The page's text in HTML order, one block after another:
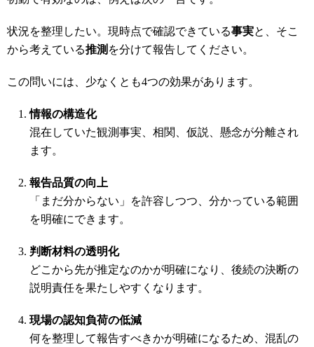
状況を整理したい。現時点で確認できている事実と、そこ
から考えている推測 を分けて報告してください。
この問いには、少なくとも4つの効果があります。
情報の構造化
混在していた観測事実、相関、仮説、懸念が分離され
ます。
報告品質の向上
「まだ分からない」を許容しつつ、分かっている範囲
を明確にできます。
判断材料の透明化
どこから先が推定なのかが明確になり、後続の決断の
説明責任を果たしやすくなります。
現場の認知負荷の低減
何を整理して報告すべきかが明確になるため、混乱の